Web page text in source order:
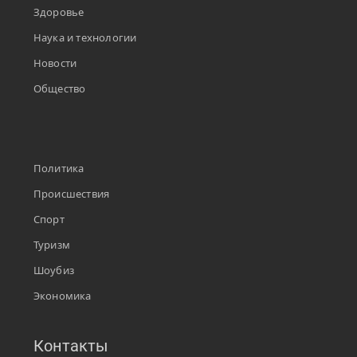
Здоровье
Наука и технологии
Новости
Общество
Политика
Происшествия
Спорт
Туризм
Шоубиз
Экономика
Контакты